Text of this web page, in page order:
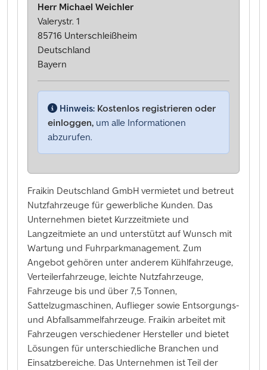
Fraikin Deutschland GmbH vermietet und betreut
Nutzfahrzeuge für gewerbliche Kunden. Das
Unternehmen bietet Kurzzeitmiete und
Langzeitmiete an und unterstützt auf Wunsch mit
Wartung und Fuhrparkmanagement. Zum
Angebot gehören unter anderem Kühlfahrzeuge,
Verteilerfahrzeuge, leichte Nutzfahrzeuge,
Fahrzeuge bis und über 7,5 Tonnen,
Sattelzugmaschinen, Auflieger sowie Entsorgungs-
und Abfallsammelfahrzeuge. Fraikin arbeitet mit
Fahrzeugen verschiedener Hersteller und bietet
Lösungen für unterschiedliche Branchen und
Einsatzbereiche. Das Unternehmen ist Teil der
Herr Michael Weichler
Valerystr. 1
85716 Unterschleißheim
Deutschland
Bayern
Hinweis: Kostenlos registrieren oder
einloggen, um alle Informationen
abzurufen.